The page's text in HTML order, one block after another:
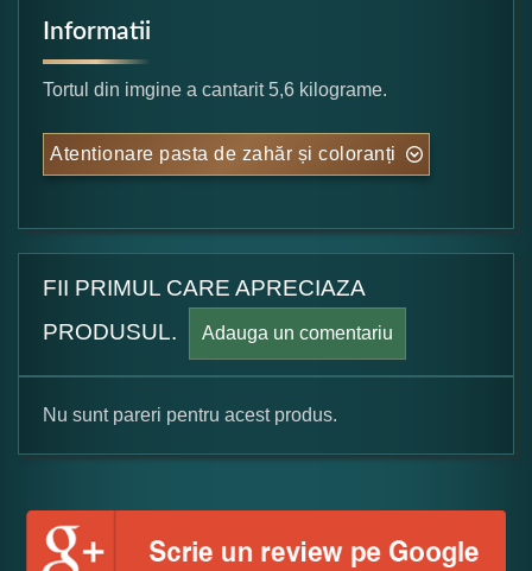
Informatii
Tortul din imgine a cantarit 5,6 kilograme.
Atentionare pasta de zahăr și coloranți
FII PRIMUL CARE APRECIAZA
PRODUSUL.
Adauga un comentariu
Formular pareri client
Numele dumneavoastra:
Nu sunt pareri pentru acest produs.